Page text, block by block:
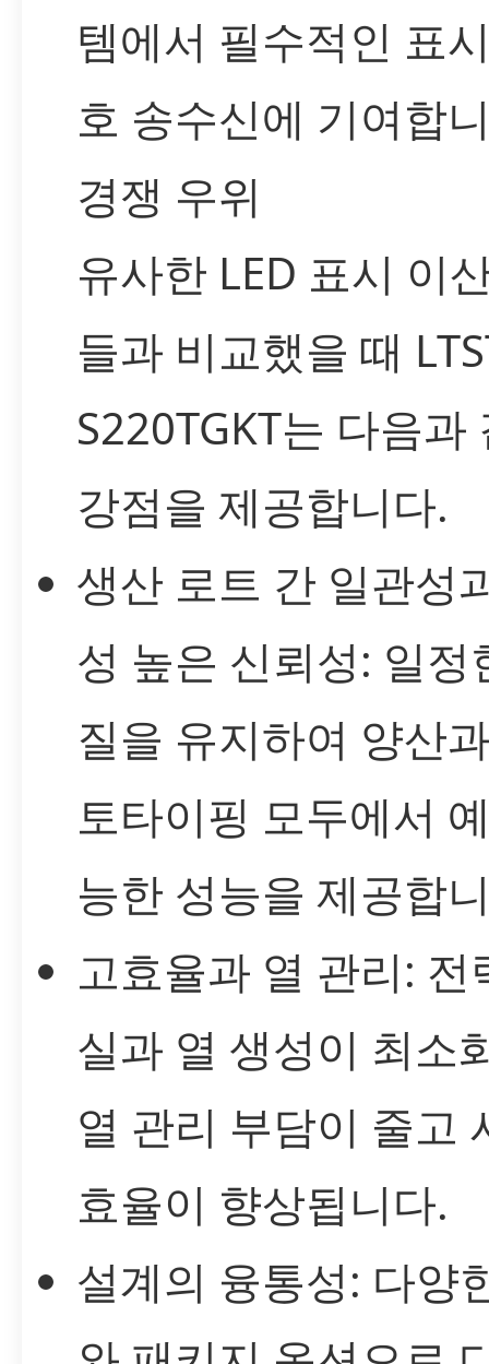
템에서 필수적인 표
호 송수신에 기여합
경쟁 우위
유사한 LED 표시 이
들과 비교했을 때
S220TGKT는 다음과
강점을 제공합니다.
생산 로트 간 일관성
성 높은 신뢰성: 일정
질을 유지하여 양산
토타이핑 모두에서
능한 성능을 제공합
고효율과 열 관리: 전
실과 열 생성이 최소
열 관리 부담이 줄고
효율이 향상됩니다.
설계의 융통성: 다양